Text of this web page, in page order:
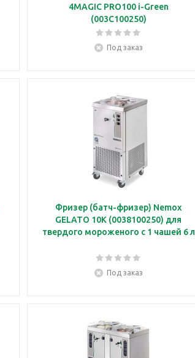
4MAGIC PRO100 i-Green
(003C100250)
Под заказ
Фризер (батч-фризер) Nemox
GELATO 10K (0038100250) для
твердого мороженого с 1 чашей 6 л
Под заказ